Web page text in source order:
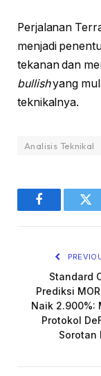
Perjalanan
menjadi
tekanan dan
bullishyang
teknikalnya.
Analisis Teknikal
Facebook
Standard
Prediksi
Naik 2.900%:
Protokol
Sorotan